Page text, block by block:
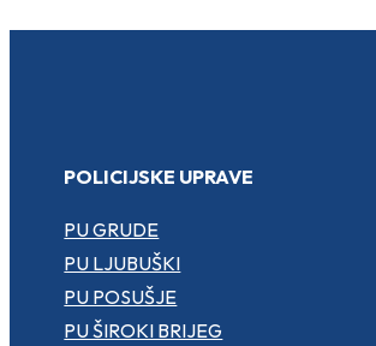
POLICIJSKE UPRAVE
PU GRUDE
PU LJUBUŠKI
PU POSUŠJE
PU ŠIROKI BRIJEG